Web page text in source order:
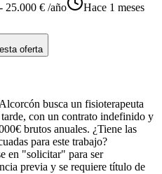
25.000 € /año
Hace 1 meses
oferta
busca un fisioterapeuta
con un contrato indefinido y
brutos anuales. ¿Tiene las
para este trabajo?
en "solicitar" para ser
previa y se requiere título de